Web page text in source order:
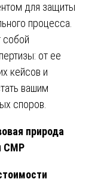
для защиты
процесса.
собой
от ее
кейсов и
вашим
споров.
природа
СМР